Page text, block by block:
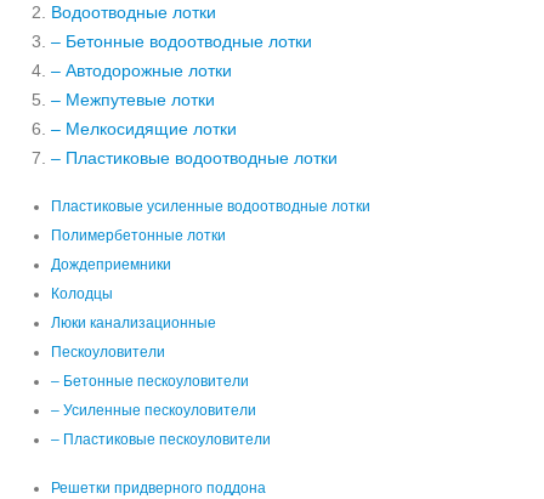
Водоотводные лотки
– Бетонные водоотводные лотки
– Автодорожные лотки
– Межпутевые лотки
– Мелкосидящие лотки
– Пластиковые водоотводные лотки
Пластиковые усиленные водоотводные лотки
Полимербетонные лотки
Дождеприемники
Колодцы
Люки канализационные
Пескоуловители
– Бетонные пескоуловители
– Усиленные пескоуловители
– Пластиковые пескоуловители
Решетки придверного поддона